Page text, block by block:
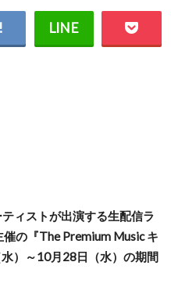
ィストが出演する生配信ラ
の『The Premium Music キ
）～10月28日（水）の期間